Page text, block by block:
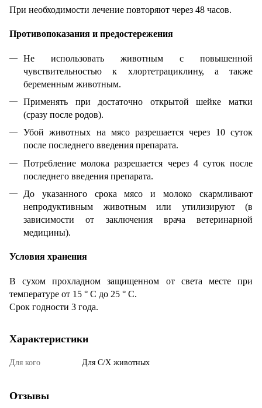
При необходимости лечение повторяют через 48 часов.
Противопоказания и предостережения
Не использовать животным с повышенной
чувствительностью к хлортетрациклину, а также
беременным животным.
Применять при достаточно открытой шейке матки
(сразу после родов).
Убой животных на мясо разрешается через 10 суток
после последнего введения препарата.
Потребление молока разрешается через 4 суток после
последнего введения препарата.
До указанного срока мясо и молоко скармливают
непродуктивным животным или утилизируют (в
зависимости от заключения врача ветеринарной
медицины).
Условия хранения
В сухом прохладном защищенном от света месте при
температуре от 15 ° С до 25 ° С.
Срок годности 3 года.
Характеристики
Для кого Для С/Х животных
Отзывы